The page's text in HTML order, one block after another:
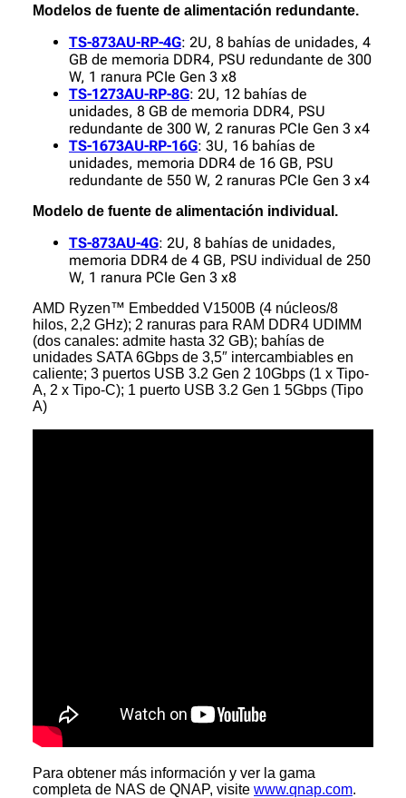
Modelos de fuente de alimentación redundante.
TS-873AU-RP-4G: 2U, 8 bahías de unidades, 4
GB de memoria DDR4, PSU redundante de 300
W, 1 ranura PCIe Gen 3 x8
TS-1273AU-RP-8G: 2U, 12 bahías de
unidades, 8 GB de memoria DDR4, PSU
redundante de 300 W, 2 ranuras PCIe Gen 3 x4
TS-1673AU-RP-16G: 3U, 16 bahías de
unidades, memoria DDR4 de 16 GB, PSU
redundante de 550 W, 2 ranuras PCIe Gen 3 x4
Modelo de fuente de alimentación individual.
TS-873AU-4G: 2U, 8 bahías de unidades,
memoria DDR4 de 4 GB, PSU individual de 250
W, 1 ranura PCIe Gen 3 x8
AMD Ryzen™ Embedded V1500B (4 núcleos/8
hilos, 2,2 GHz); 2 ranuras para RAM DDR4 UDIMM
(dos canales: admite hasta 32 GB); bahías de
unidades SATA 6Gbps de 3,5″ intercambiables en
caliente; 3 puertos USB 3.2 Gen 2 10Gbps (1 x Tipo-
A, 2 x Tipo-C); 1 puerto USB 3.2 Gen 1 5Gbps (Tipo
A)
Para obtener más información y ver la gama
completa de NAS de QNAP, visite www.qnap.com.